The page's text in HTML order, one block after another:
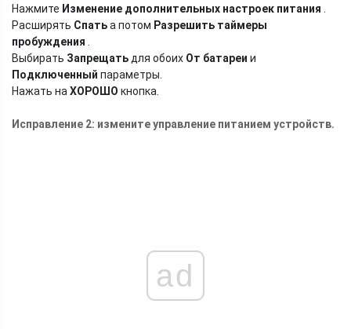
Нажмите Изменение дополнительных настроек питания
Расширять Спатьа потом Разрешить таймеры
пробуждения
Выбирать Запрещать для обоих От батареи и
Подключенный параметры.
Нажать на ХОРОШО кнопка.
Исправление 2: измените управление питанием устройств.
ad